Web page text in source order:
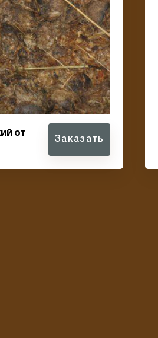
от
Заказать